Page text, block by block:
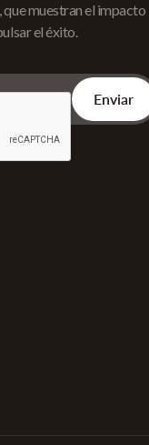
que muestran el impacto
el éxito.